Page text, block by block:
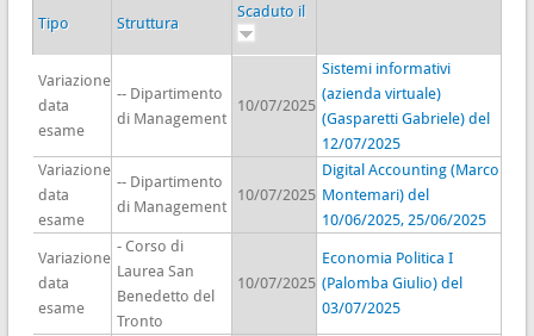
Tipo Struttura
Scaduto il
Variazione
data
esame
-- Dipartimento
di Management
10/07/2025
Sistemi informativi
(azienda virtuale)
(Gasparetti Gabriele) del
12/07/2025
Variazione
data
esame
-- Dipartimento
di Management
10/07/2025
Digital Accounting (Marco
Montemari) del
10/06/2025, 25/06/2025
Variazione
data
esame
- Corso di
Laurea San
Benedetto del
Tronto
10/07/2025
Economia Politica I
(Palomba Giulio) del
03/07/2025